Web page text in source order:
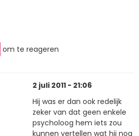
om te reageren
2 juli 2011 - 21:06
Hij was er dan ook redelijk
zeker van dat geen enkele
psycholoog hem iets zou
kunnen vertellen wat hij nog